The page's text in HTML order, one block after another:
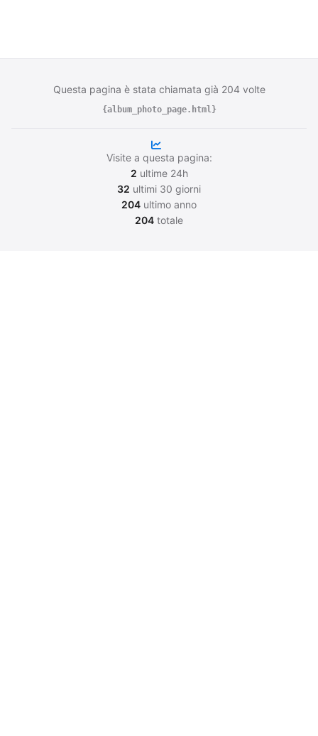
Questa pagina è stata chiamata già 204 volte
{album_photo_page.html}
Visite a questa pagina:
2 ultime 24h
32 ultimi 30 giorni
204 ultimo anno
204 totale